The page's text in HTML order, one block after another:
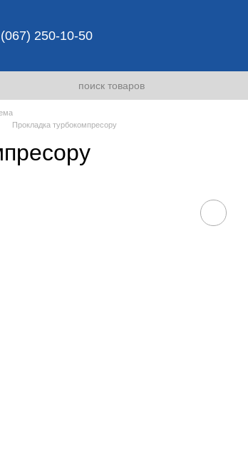
250-10-50
Прокладка турбокомпресору